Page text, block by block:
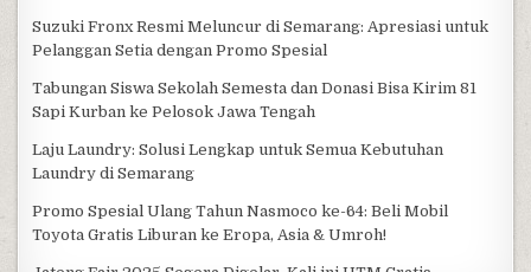
Suzuki Fronx Resmi Meluncur di Semarang: Apresiasi untuk
Pelanggan Setia dengan Promo Spesial
Tabungan Siswa Sekolah Semesta dan Donasi Bisa Kirim 81
Sapi Kurban ke Pelosok Jawa Tengah
Laju Laundry: Solusi Lengkap untuk Semua Kebutuhan
Laundry di Semarang
Promo Spesial Ulang Tahun Nasmoco ke-64: Beli Mobil
Toyota Gratis Liburan ke Eropa, Asia & Umroh!